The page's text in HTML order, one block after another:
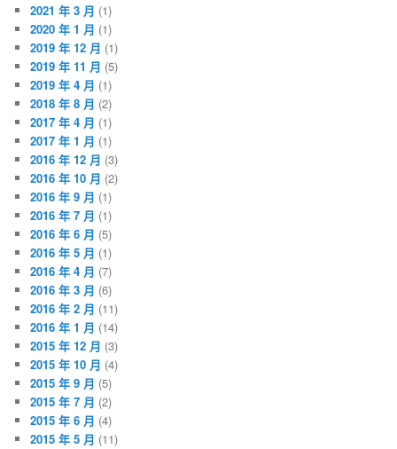
2021 年 3 月 (1)
2020 年 1 月 (1)
2019 年 12 月 (1)
2019 年 11 月 (5)
2019 年 4 月 (1)
2018 年 8 月 (2)
2017 年 4 月 (1)
2017 年 1 月 (1)
2016 年 12 月 (3)
2016 年 10 月 (2)
2016 年 9 月 (1)
2016 年 7 月 (1)
2016 年 6 月 (5)
2016 年 5 月 (1)
2016 年 4 月 (7)
2016 年 3 月 (6)
2016 年 2 月 (11)
2016 年 1 月 (14)
2015 年 12 月 (3)
2015 年 10 月 (4)
2015 年 9 月 (5)
2015 年 7 月 (2)
2015 年 6 月 (4)
2015 年 5 月 (11)